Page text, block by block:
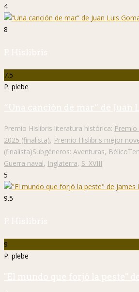
4
8
P. Hislibris
7.5
P. plebe
“Una canción de mar” de Juan
Premio Hislibris literatura histórica:
2025 (finalista), Premio Hislibris mejor
(finalista)Subgéneros: Aventuras, Bélico
Guerra naval, Inglaterra, S. XVIII
5
9.5
P. Hislibris
9
P. plebe
"El mundo que forjó la peste"